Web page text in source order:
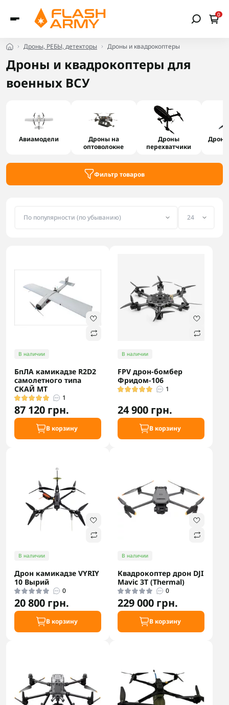
0
Дроны, РЕБЫ, детекторы Дроны и квадрокоптеры
Дроны и квадрокоптеры для
военных ВСУ
Авиамодели
Дроны на
оптоволокне
Дроны
перехватчики
Фильтр товаров
В наличии
БпЛА камикадзе R2D2
самолетного типа
СКАЙ МТ
1
87 120 грн.
В корзину
В наличии
FPV дрон-бомбер
Фридом-106
1
24 900 грн.
В корзину
В наличии
Дрон камикадзе VYRIY
10 Вырий
0
20 800 грн.
В корзину
В наличии
Квадрокоптер дрон DJI
Mavic 3T (Thermal)
0
229 000 грн.
В корзину